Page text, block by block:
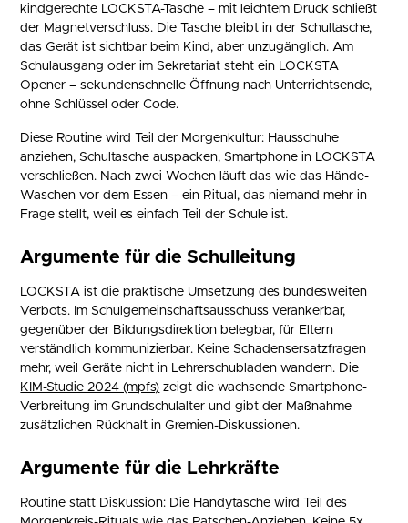
kindgerechte LOCKSTA-Tasche – mit leichtem Druck schließt
der Magnetverschluss. Die Tasche bleibt in der Schultasche,
das Gerät ist sichtbar beim Kind, aber unzugänglich. Am
Schulausgang oder im Sekretariat steht ein LOCKSTA
Opener – sekundenschnelle Öffnung nach Unterrichtsende,
ohne Schlüssel oder Code.
Diese Routine wird Teil der Morgenkultur: Hausschuhe
anziehen, Schultasche auspacken, Smartphone in LOCKSTA
verschließen. Nach zwei Wochen läuft das wie das Hände-
Waschen vor dem Essen – ein Ritual, das niemand mehr in
Frage stellt, weil es einfach Teil der Schule ist.
Argumente für die Schulleitung
LOCKSTA ist die praktische Umsetzung des bundesweiten
Verbots. Im Schulgemeinschaftsausschuss verankerbar,
gegenüber der Bildungsdirektion belegbar, für Eltern
verständlich kommunizierbar. Keine Schadensersatzfragen
mehr, weil Geräte nicht in Lehrerschubladen wandern. Die
KIM-Studie 2024 (mpfs) zeigt die wachsende Smartphone-
Verbreitung im Grundschulalter und gibt der Maßnahme
zusätzlichen Rückhalt in Gremien-Diskussionen.
Argumente für die Lehrkräfte
Routine statt Diskussion: Die Handytasche wird Teil des